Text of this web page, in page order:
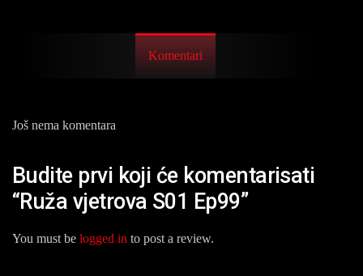
Komentari
Još nema komentara
Budite prvi koji će komentarisati
“Ruža vjetrova S01 Ep99”
You must be logged in to post a review.